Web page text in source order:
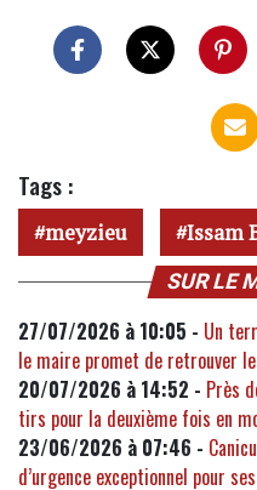
Tags :
meyzieu Issam
SUR LE
27/07/2026 à 10:05 - Un
le maire promet de retrouver
20/07/2026 à 14:52 - Près
tirs pour la deuxième fois en
23/06/2026 à 07:46 -
d’urgence exceptionnel pour